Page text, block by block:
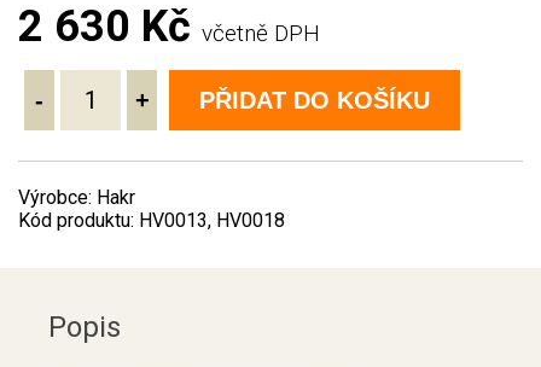
2 630 Kč včetně DPH
- + PŘIDAT DO KOŠÍKU
Výrobce: Hakr
Kód produktu: HV0013, HV0018
Popis